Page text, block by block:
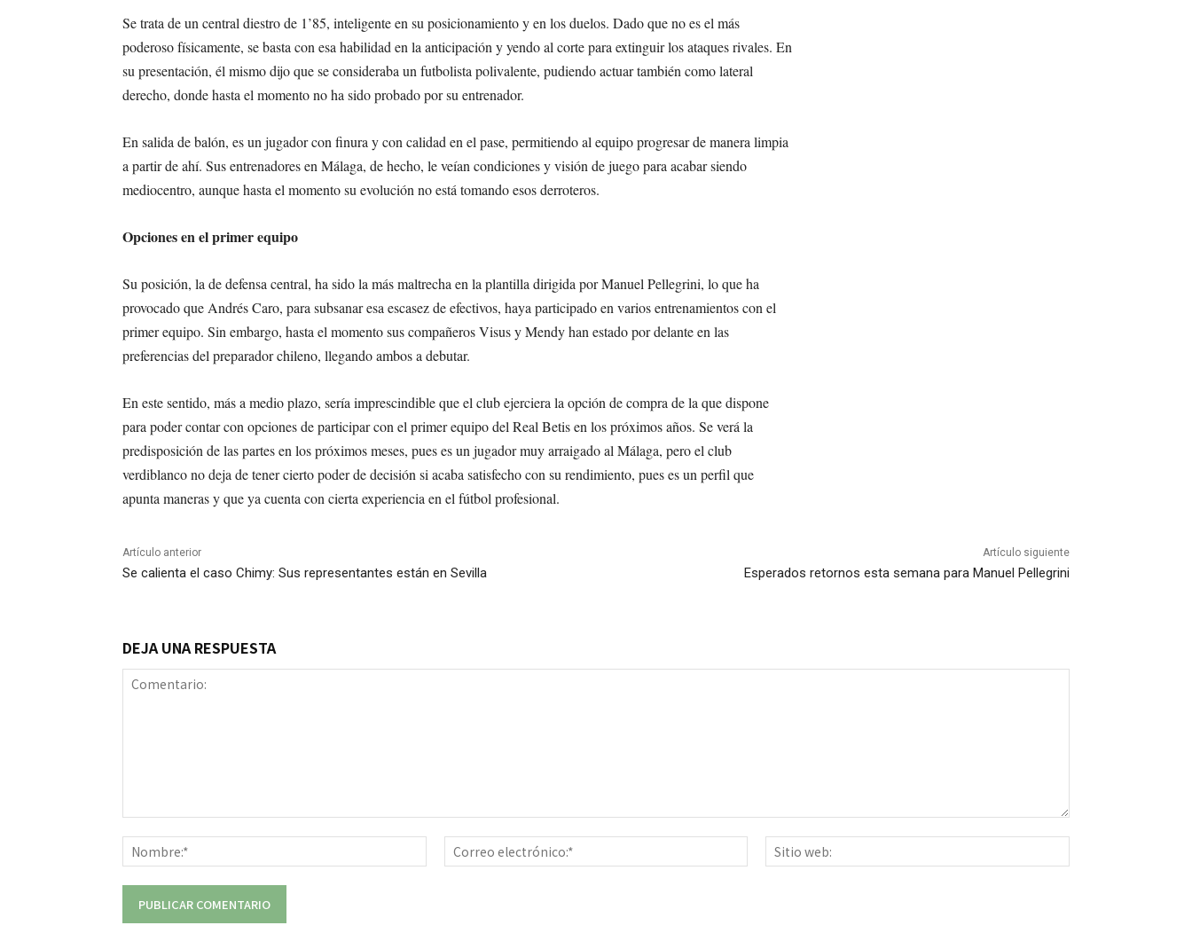
Se trata de un central diestro de 1’85, inteligente en su posicionamiento y en los duelos. Dado que no es el más
poderoso físicamente, se basta con esa habilidad en la anticipación y yendo al corte para extinguir los ataques rivales. En
su presentación, él mismo dijo que se consideraba un futbolista polivalente, pudiendo actuar también como lateral
derecho, donde hasta el momento no ha sido probado por su entrenador.
En salida de balón, es un jugador con finura y con calidad en el pase, permitiendo al equipo progresar de manera limpia
a partir de ahí. Sus entrenadores en Málaga, de hecho, le veían condiciones y visión de juego para acabar siendo
mediocentro, aunque hasta el momento su evolución no está tomando esos derroteros.
Opciones en el primer equipo
Su posición, la de defensa central, ha sido la más maltrecha en la plantilla dirigida por Manuel Pellegrini, lo que ha
provocado que Andrés Caro, para subsanar esa escasez de efectivos, haya participado en varios entrenamientos con el
primer equipo. Sin embargo, hasta el momento sus compañeros Visus y Mendy han estado por delante en las
preferencias del preparador chileno, llegando ambos a debutar.
En este sentido, más a medio plazo, sería imprescindible que el club ejerciera la opción de compra de la que dispone
para poder contar con opciones de participar con el primer equipo del Real Betis en los próximos años. Se verá la
predisposición de las partes en los próximos meses, pues es un jugador muy arraigado al Málaga, pero el club
verdiblanco no deja de tener cierto poder de decisión si acaba satisfecho con su rendimiento, pues es un perfil que
apunta maneras y que ya cuenta con cierta experiencia en el fútbol profesional.
Artículo anterior
Se calienta el caso Chimy: Sus representantes están en Sevilla
Artículo siguiente
Esperados retornos esta semana para Manuel Pellegrini
DEJA UNA RESPUESTA
Nombre:*
Correo
electrónico:*
web: